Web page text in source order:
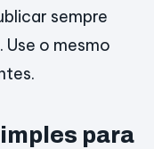
sempre
Use o mesmo
para